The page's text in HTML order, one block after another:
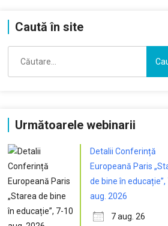
Caută în site
după:
Următoarele webinarii
Detalii Conferință
Europeană Paris
de bine în educație”,
aug. 2026
7 aug. 26